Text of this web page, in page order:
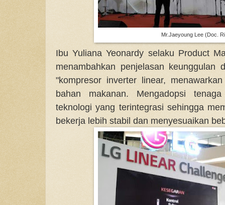
Mr.Jaeyoung Lee (Doc.
Ibu Yuliana Yeonardy selaku Product
menambahkan penjelasan
"kompresor inverter linear,
bahan makanan. Mengadopsi
teknologi yang terintegrasi sehingga
bekerja lebih stabil dan menyesuaikan